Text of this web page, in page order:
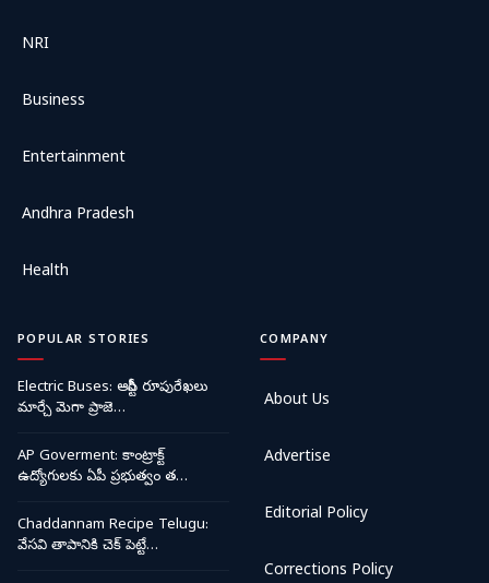
NRI
Business
Entertainment
Andhra Pradesh
Health
POPULAR STORIES
Electric Buses: ఆర్టీసీ రూపురేఖలు
మార్చే మెగా ప్రాజె…
AP Goverment: కాంట్రాక్ట్
ఉద్యోగులకు ఏపీ ప్రభుత్వం త…
Chaddannam Recipe Telugu:
వేసవి తాపానికి చెక్ పెట్టే…
COMPANY
About Us
Advertise
Editorial Policy
Corrections Policy